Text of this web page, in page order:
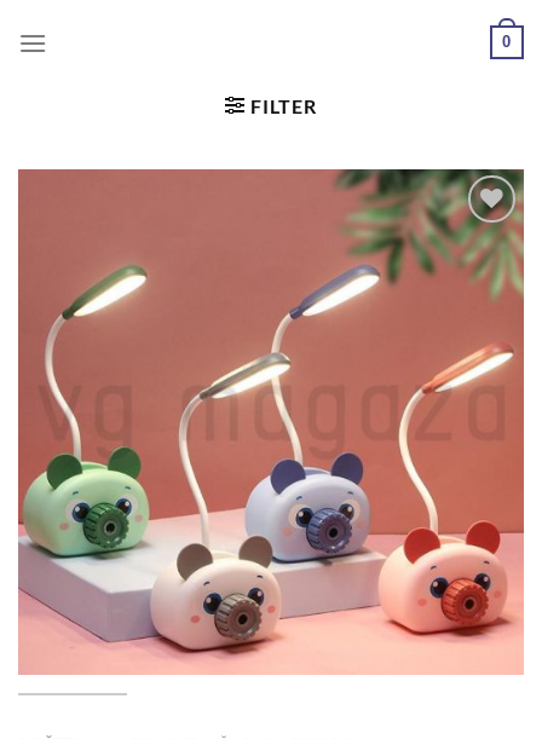
0
FILTER
Dodaj
u
željene